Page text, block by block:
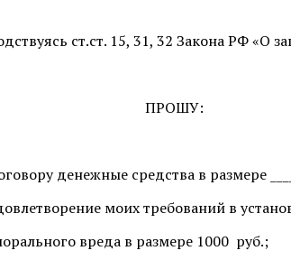
ст.ст. 15, 31, 32 Закона РФ «О
ПРОШУ:
денежные средства в размере
моих требований в
вреда в размере 1000 руб.;